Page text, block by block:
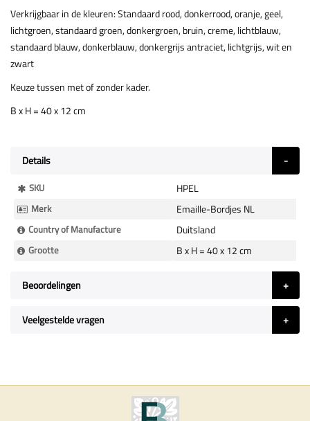
Verkrijgbaar in de kleuren: Standaard rood, donkerrood, oranje, geel,
lichtgroen, standaard groen, donkergroen, bruin, creme, lichtblauw,
standaard blauw, donkerblauw, donkergrijs antraciet, lichtgrijs, wit en
zwart
Keuze tussen met of zonder kader.
B x H = 40 x 12 cm
Details
Meer
Informatie
SKU HPEL
Merk Emaille-Bordjes NL
Country of Manufacture Duitsland
Grootte B x H = 40 x 12 cm
Beoordelingen
Veelgestelde vragen